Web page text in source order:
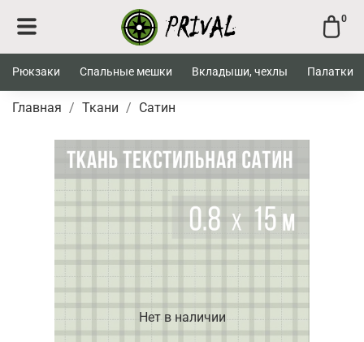
0
Рюкзаки Спальные мешки Вкладыши, чехлы Палатки
Главная Ткани Сатин
Нет в наличии